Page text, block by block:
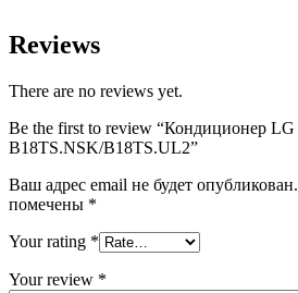
Reviews
There are no reviews yet.
Be the first to review “Кондиционер LG
B18TS.NSK/B18TS.UL2”
Ваш адрес email не будет опубликован.
помечены *
Your rating *
Your review *